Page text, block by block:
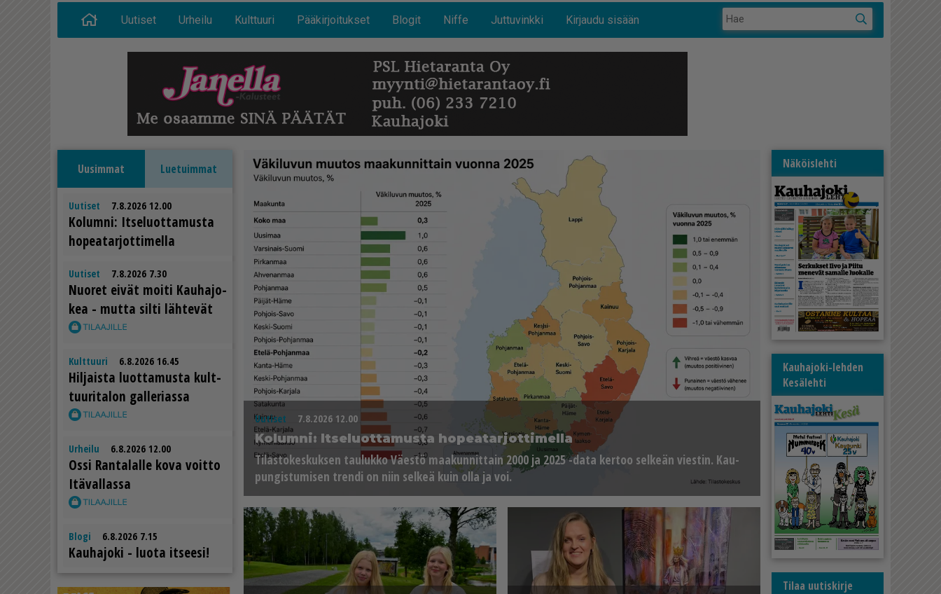
Uutiset Urheilu Kulttuuri Pääkirjoitukset Blogit Niffe Juttuvinkki Kirjaudu sisään
Uusimmat Luetuimmat
Uutiset 7.8.2026 12.00
Ko­lum­ni: It­se­luot­ta­mus­ta
ho­pe­a­tar­jot­ti­mel­la
Uutiset 7.8.2026 7.30
Nuo­ret ei­vät moi­ti Kau­ha­jo­
kea - mut­ta sil­ti läh­te­vät
Kulttuuri 6.8.2026 16.45
Hil­jais­ta luot­ta­mus­ta kult­
tuu­ri­ta­lon gal­le­ri­as­sa
Urheilu 6.8.2026 12.00
Os­si Ran­ta­lal­le kova voit­to
Itä­val­las­sa
Blogi 6.8.2026 7.15
Kau­ha­jo­ki - luo­ta it­see­si!
Uutiset 7.8.2026 12.00
Ko­lum­ni: It­se­luot­ta­mus­ta ho­pe­a­tar­jot­ti­mel­la
Ti­las­to­kes­kuk­sen tau­luk­ko Vä­es­tö maa­kun­nit­tain 2000 ja 2025 -data ker­too sel­ke­än vies­tin. Kau­
pun­gis­tu­mi­sen tren­di on niin sel­keä kuin ol­la ja voi.
Näköislehti
Kauhajoki-lehden
Kesälehti
Tilaa uutiskirje